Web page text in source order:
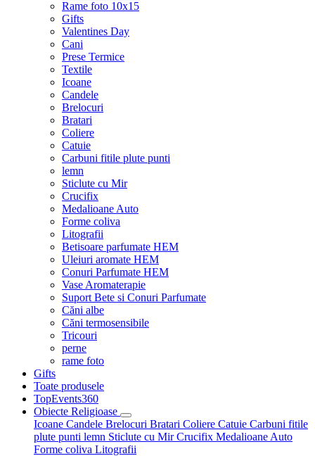
Rame foto 10x15
Gifts
Valentines Day
Cani
Prese Termice
Textile
Icoane
Candele
Brelocuri
Bratari
Coliere
Catuie
Carbuni fitile plute punti
lemn
Sticlute cu Mir
Crucifix
Medalioane Auto
Forme coliva
Litografii
Betisoare parfumate HEM
Uleiuri aromate HEM
Conuri Parfumate HEM
Vase Aromaterapie
Suport Bete si Conuri Parfumate
Căni albe
Căni termosensibile
Tricouri
perne
rame foto
Gifts
Toate produsele
TopEvents360
Obiecte Religioase
Icoane Candele Brelocuri Bratari Coliere Catuie Carbuni fitile
plute punti lemn Sticlute cu MirCrucifix Medalioane Auto
Forme coliva Litografii